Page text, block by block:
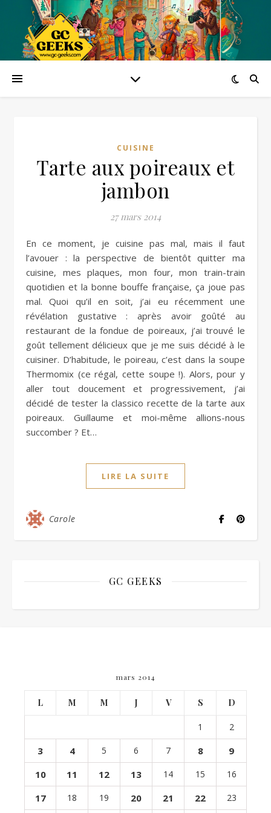
CUISINE
Tarte aux poireaux et
jambon
27 mars 2014
En ce moment, je cuisine pas mal, mais il faut
l’avouer : la perspective de bientôt quitter ma
cuisine, mes plaques, mon four, mon train-train
quotidien et la bonne bouffe française, ça joue pas
mal. Quoi qu’il en soit, j’ai eu récemment une
révélation gustative : après avoir goûté au
restaurant de la fondue de poireaux, j’ai trouvé le
goût tellement délicieux que je me suis décidé à le
cuisiner. D’habitude, le poireau, c’est dans la soupe
Thermomix (ce régal, cette soupe !). Alors, pour y
aller tout doucement et progressivement, j’ai
décidé de tester la classico recette de la tarte aux
poireaux. Guillaume et moi-même allions-nous
succomber ? Et…
LIRE LA SUITE
Carole
GC GEEKS
mars 2014
L M M J V S D
1 2
3 4 5 6 7 8
9
10
11 12 13 14 15 16
17 18 19 20 21 22 23